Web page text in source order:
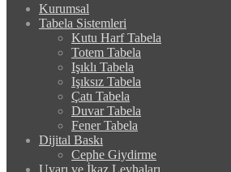
Kurumsal
Tabela Sistemleri
Kutu Harf Tabela
Totem Tabela
Işıklı Tabela
Işıksız Tabela
Çatı Tabela
Duvar Tabela
Fener Tabela
Dijital Baskı
Cephe Giydirme
Uyarı ve İkaz Levhaları